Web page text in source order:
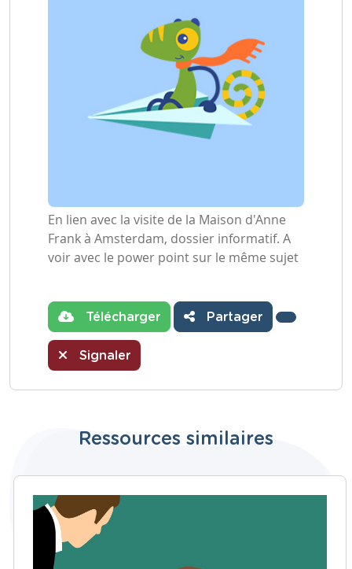
En lien avec la visite de la Maison d'Anne
Frank à Amsterdam, dossier informatif. A
voir avec le power point sur le même sujet
Télécharger Partager
Signaler
Ressources similaires